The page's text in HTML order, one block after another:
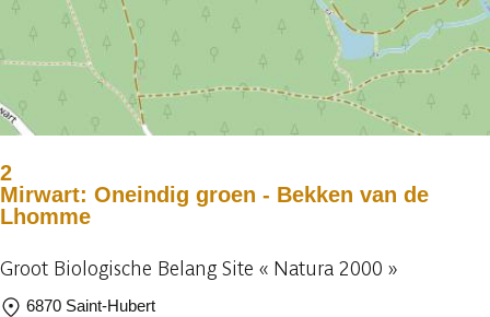
2
Mirwart: Oneindig groen - Bekken van de
Lhomme
Groot Biologische Belang Site « Natura 2000 »
6870 Saint-Hubert